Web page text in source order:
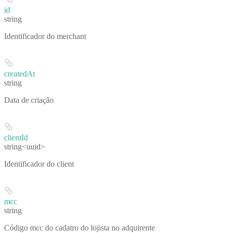
id
string
Identificador do merchant
createdAt
string
Data de criação
clientId
string<uuid>
Identificador do client
mcc
string
Código mcc do cadatro do lojista no adquirente